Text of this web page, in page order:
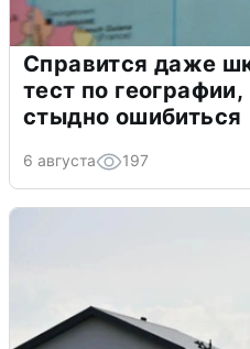
Справится даже
тест по
стыдно ошибиться
6 августа 197